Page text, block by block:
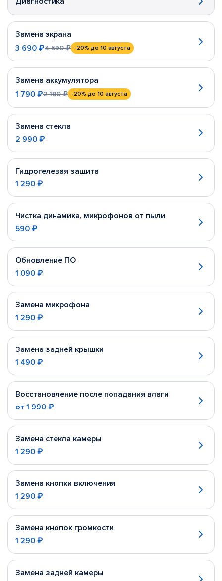
Замена экрана
3 690 ₽4 590 ₽ -20% до 10 августа
Замена аккумулятора
1 790 ₽2 190 ₽ -20% до 10 августа
Замена стекла
2 990 ₽
Гидрогелевая защита
1 290 ₽
Чистка динамика, микрофонов от пыли
590 ₽
Обновление ПО
1 090 ₽
Замена микрофона
1 290 ₽
Замена задней крышки
1 490 ₽
Восстановление после попадания влаги
от 1 990 ₽
Замена стекла камеры
1 290 ₽
Замена кнопки включения
1 290 ₽
Замена кнопок громкости
1 290 ₽
Замена задней камеры